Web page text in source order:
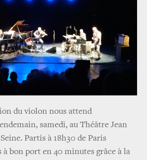
du violon nous attend
samedi, au Théâtre Jean
Partis à 18h30 de Paris
bon port en 40 minutes grâce à la